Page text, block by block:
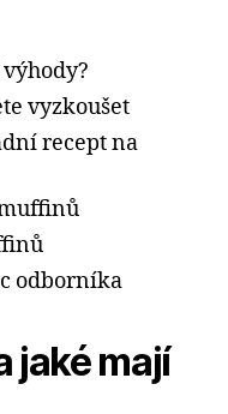
vyzkoušet
recept na
odborníka
jaké mají